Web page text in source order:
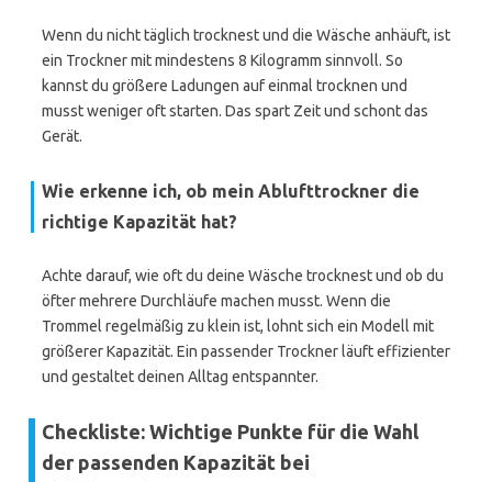
Wenn du nicht täglich trocknest und die Wäsche anhäuft, ist
ein Trockner mit mindestens 8 Kilogramm sinnvoll. So
kannst du größere Ladungen auf einmal trocknen und
musst weniger oft starten. Das spart Zeit und schont das
Gerät.
Wie erkenne ich, ob mein Ablufttrockner die
richtige Kapazität hat?
Achte darauf, wie oft du deine Wäsche trocknest und ob du
öfter mehrere Durchläufe machen musst. Wenn die
Trommel regelmäßig zu klein ist, lohnt sich ein Modell mit
größerer Kapazität. Ein passender Trockner läuft effizienter
und gestaltet deinen Alltag entspannter.
Checkliste: Wichtige Punkte für die Wahl
der passenden Kapazität bei